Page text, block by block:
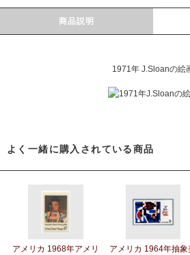
商品説明
1971年 J.Sloanの絵
よく一緒に購入されている商品
アメリカ 1968年アメリ
アメリカ 1964年抽象